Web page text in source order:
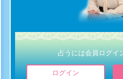
占うには会員ログイ
ログイン